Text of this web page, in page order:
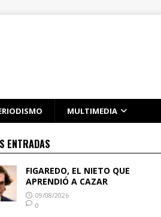
MULTIMEDIA
ENTRADAS
FIGAREDO, EL NIETO QUE
APRENDIÓ A CAZAR
09/08/2026
0